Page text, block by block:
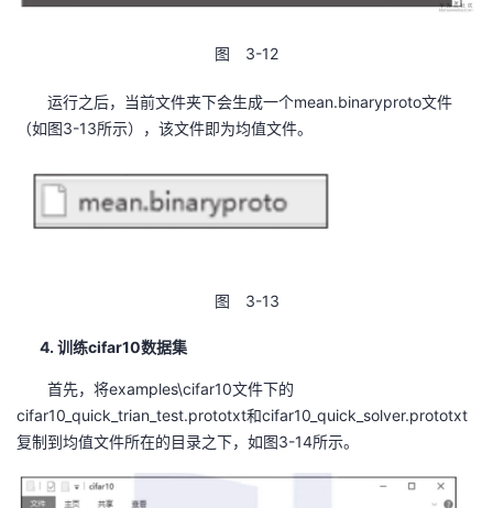
图 3-12
运行之后，当前文件夹下会生成一个mean.binaryproto文件
（如图3-13所示），该文件即为均值文件。
图 3-13
4. 训练cifar10数据集
首先，将examples\cifar10文件下的
cifar10_quick_trian_test.prototxt和cifar10_quick_solver.prototxt
复制到均值文件所在的目录之下，如图3-14所示。